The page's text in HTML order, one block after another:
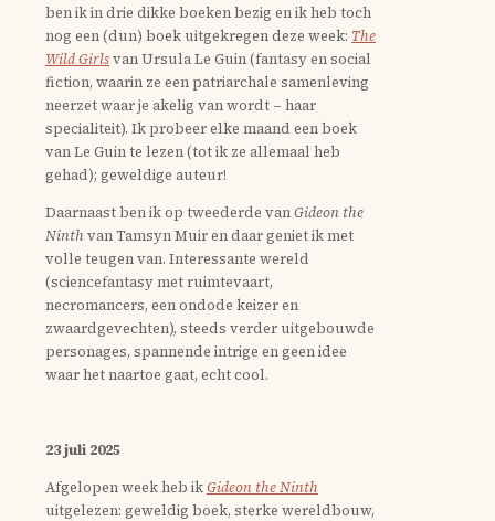
ben ik in drie dikke boeken bezig en ik heb toch
nog een (dun) boek uitgekregen deze week: The
Wild Girlsvan Ursula Le Guin (fantasy en social
fiction, waarin ze een patriarchale samenleving
neerzet waar je akelig van wordt – haar
specialiteit). Ik probeer elke maand een boek
van Le Guin te lezen (tot ik ze allemaal heb
gehad); geweldige auteur!
Daarnaast ben ik op tweederde vanGideon the
Ninthvan Tamsyn Muir en daar geniet ik met
volle teugen van. Interessante wereld
(sciencefantasy met ruimtevaart,
necromancers, een ondode keizer en
zwaardgevechten), steeds verder uitgebouwde
personages, spannende intrige en geen idee
waar het naartoe gaat, echt cool.
23 juli 2025
Afgelopen week heb ikGideon the Ninth
uitgelezen: geweldig boek, sterke wereldbouw,